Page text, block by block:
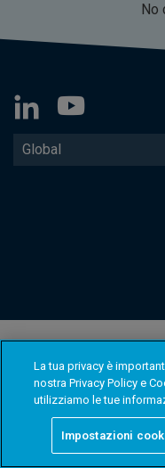
No
Global
La tua privacy è
nostra Privacy Policy e
utilizziamo le tue
Impostazioni